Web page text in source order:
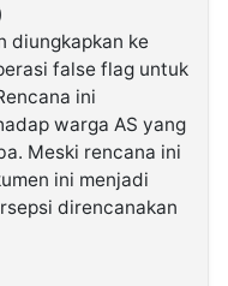
diungkapkan ke
false flag untuk
ini
warga AS yang
Meski rencana ini
ini menjadi
direncanakan